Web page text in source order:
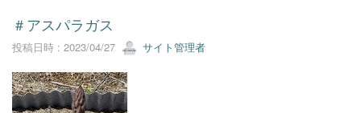
＃アスパラガス
投稿日時 : 2023/04/27 サイト管理者